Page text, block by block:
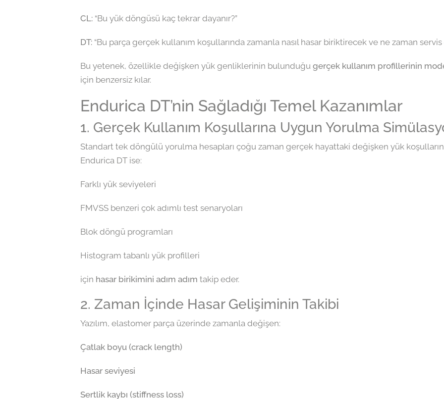
CL: “Bu yük döngüsü kaç tekrar dayanır?”
DT: “Bu parça gerçek kullanım koşullarında zamanla nasıl hasar biriktirecek ve ne zaman servis
Bu yetenek, özellikle değişken yük genliklerinin bulunduğu gerçek kullanım profillerinin
için benzersiz kılar.
Endurica DT’nin Sağladığı Temel Kazanımlar
1. Gerçek Kullanım Koşullarına Uygun Yorulma
Standart tek döngülü yorulma hesapları çoğu zaman gerçek hayattaki değişken yük
Endurica DT ise:
Farklı yük seviyeleri
FMVSS benzeri çok adımlı test senaryoları
Blok döngü programları
Histogram tabanlı yük profilleri
için hasar birikimini adım adım takip eder.
2. Zaman İçinde Hasar Gelişiminin Takibi
Yazılım, elastomer parça üzerinde zamanla değişen:
Çatlak boyu (crack length)
Hasar seviyesi
Sertlik kaybı (stiffness loss)